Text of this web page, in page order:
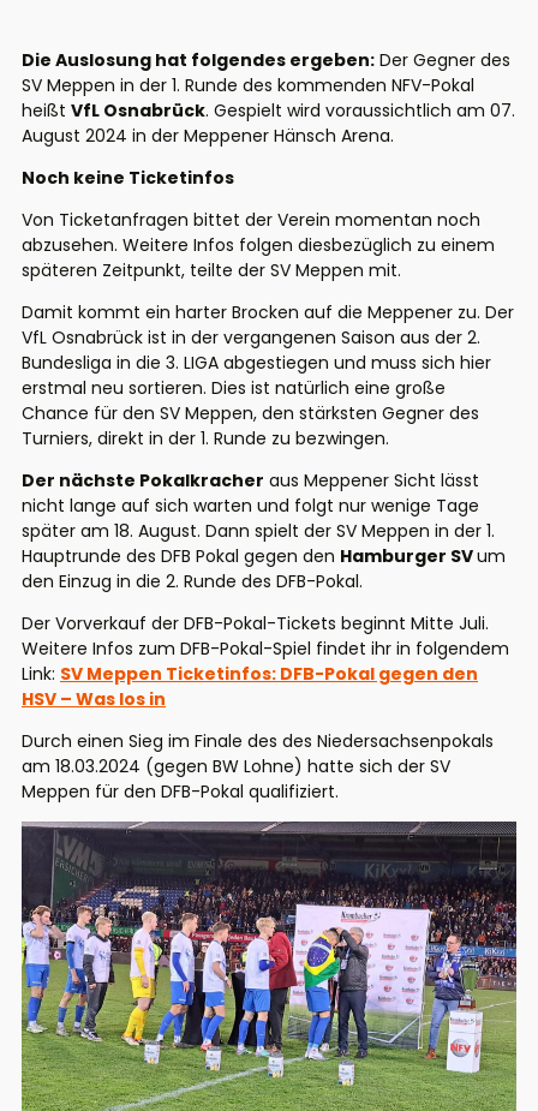
Die Auslosung hat folgendes ergeben: Der Gegner des
SV Meppen in der 1. Runde des kommenden NFV-Pokal
heißt VfL Osnabrück. Gespielt wird voraussichtlich am 07.
August 2024 in der Meppener Hänsch Arena.
Noch keine Ticketinfos
Von Ticketanfragen bittet der Verein momentan noch
abzusehen. Weitere Infos folgen diesbezüglich zu einem
späteren Zeitpunkt, teilte der SV Meppen mit.
Damit kommt ein harter Brocken auf die Meppener zu. Der
VfL Osnabrück ist in der vergangenen Saison aus der 2.
Bundesliga in die 3. LIGA abgestiegen und muss sich hier
erstmal neu sortieren. Dies ist natürlich eine große
Chance für den SV Meppen, den stärksten Gegner des
Turniers, direkt in der 1. Runde zu bezwingen.
Der nächste Pokalkracher aus Meppener Sicht lässt
nicht lange auf sich warten und folgt nur wenige Tage
später am 18. August. Dann spielt der SV Meppen in der 1.
Hauptrunde des DFB Pokal gegen den Hamburger SVum
den Einzug in die 2. Runde des DFB-Pokal.
Der Vorverkauf der DFB-Pokal-Tickets beginnt Mitte Juli.
Weitere Infos zum DFB-Pokal-Spiel findet ihr in folgendem
Link: SV Meppen Ticketinfos: DFB-Pokal gegen den
HSV – Was los in
Durch einen Sieg im Finale des des Niedersachsenpokals
am 18.03.2024 (gegen BW Lohne) hatte sich der SV
Meppen für den DFB-Pokal qualifiziert.